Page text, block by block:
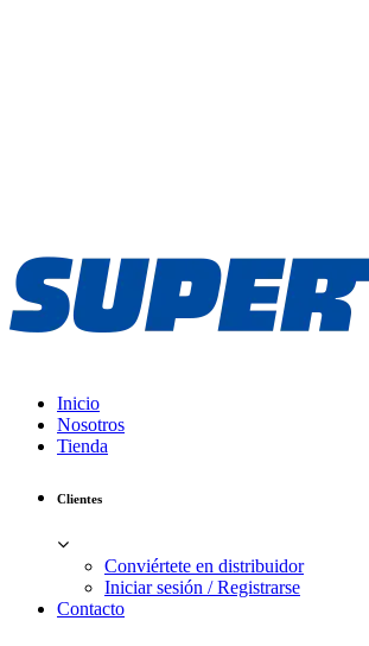
Inicio
Nosotros
Tienda
Clientes
Conviértete en distribuidor
Iniciar sesión / Registrarse
Contacto